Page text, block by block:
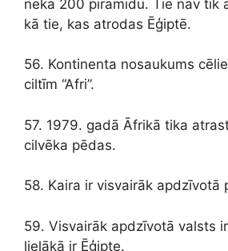
nekā 200 piramīdu. Tie nav tik
kā tie, kas atrodas Ēģiptē.
56. Kontinenta nosaukums
ciltīm “Afri”.
57. 1979. gadā Āfrikā tika
cilvēka pēdas.
58. Kaira ir visvairāk apdzīvotā
59. Visvairāk apdzīvotā valsts
lielākā ir Ēģipte.